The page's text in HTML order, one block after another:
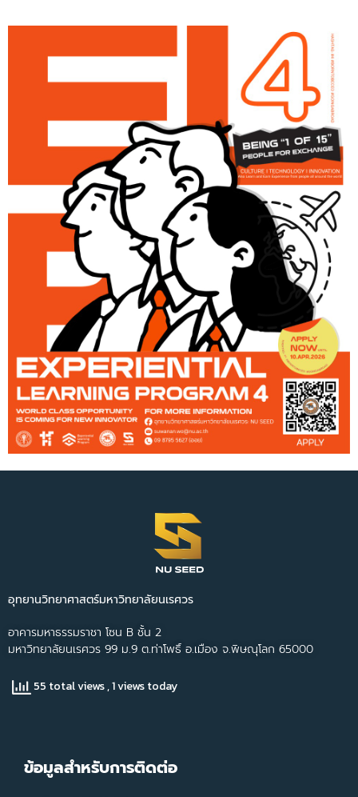
อุทยานวิทยาศาสตร์มหาวิทยาลัยนเรศวร
อาคารมหาธรรมราชา โซน B ชั้น 2
มหาวิทยาลัยนเรศวร 99 ม.9 ต.ท่าโพธิ์ อ.เมือง จ.พิษณุโลก 65000
55 total views, 1 views today
ข้อมูลสำหรับการติดต่อ